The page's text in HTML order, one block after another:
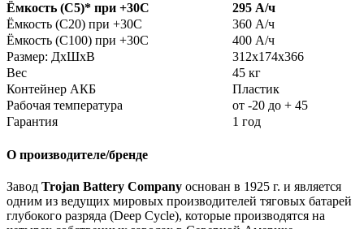
Ёмкость (С5)* при +30С
295 А/ч
Ёмкость (С20) при +30С
360 А/ч
Ёмкость (С100) при +30С
400 А/ч
Размер: ДхШхВ
312х174х366
Вес
45 кг
Контейнер АКБ
Пластик
Рабочая температура
от -20 до + 45
Гарантия
1 год
О производителе/бренде
Завод Trojan Battery Company основан в 1925 г. и является
одним из ведущих мировых производителей тяговых батарей
глубокого разряда (Deep Cycle), которые производятся на